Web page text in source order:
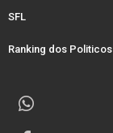
SFL
Ranking dos Politicos